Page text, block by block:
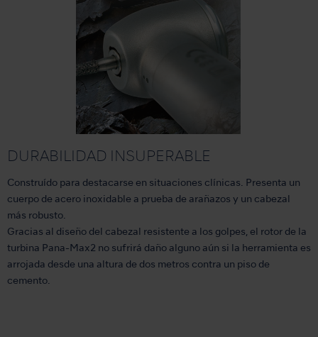
DURABILIDAD INSUPERABLE
Construído para destacarse en situaciones clínicas. Presenta un
cuerpo de acero inoxidable a prueba de arañazos y un cabezal
más robusto.
Gracias al diseño del cabezal resistente a los golpes, el rotor de la
turbina Pana-Max2 no sufrirá daño alguno aún si la herramienta es
arrojada desde una altura de dos metros contra un piso de
cemento.